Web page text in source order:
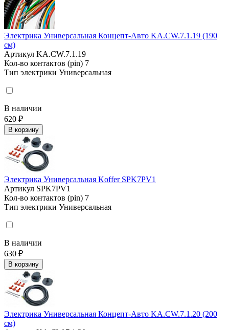
Электрика Универсальная Концепт-Авто KA.CW.7.1.19 (190
см)
Артикул KA.CW.7.1.19
Кол-во контактов (pin) 7
Тип электрики Универсальная
В наличии
620 ₽
В корзину
Электрика Универсальная Koffer SPK7PV1
Артикул SPK7PV1
Кол-во контактов (pin) 7
Тип электрики Универсальная
В наличии
630 ₽
В корзину
Электрика Универсальная Концепт-Авто KA.CW.7.1.20 (200
см)